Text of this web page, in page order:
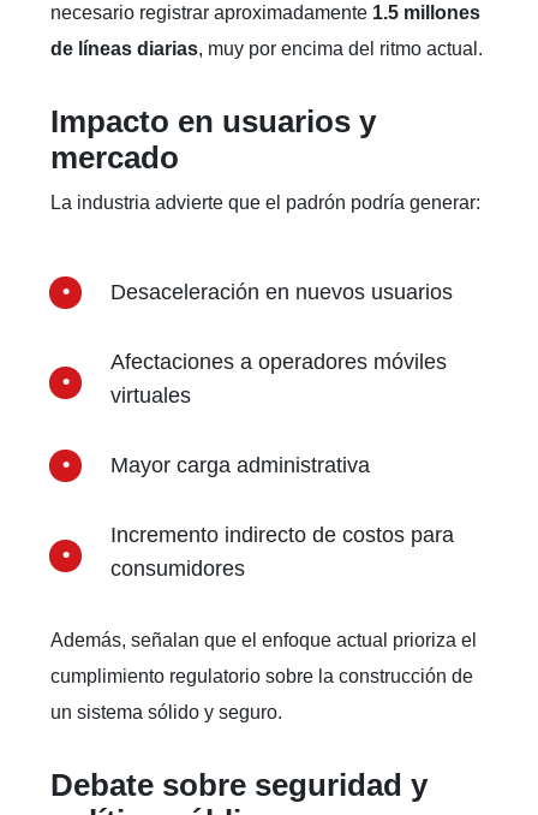
necesario registrar aproximadamente 1.5 millones
de líneas diarias, muy por encima del ritmo actual.
Impacto en usuarios y
mercado
La industria advierte que el padrón podría generar:
Desaceleración en nuevos usuarios
Afectaciones a operadores móviles
virtuales
Mayor carga administrativa
Incremento indirecto de costos para
consumidores
Además, señalan que el enfoque actual prioriza el
cumplimiento regulatorio sobre la construcción de
un sistema sólido y seguro.
Debate sobre seguridad y